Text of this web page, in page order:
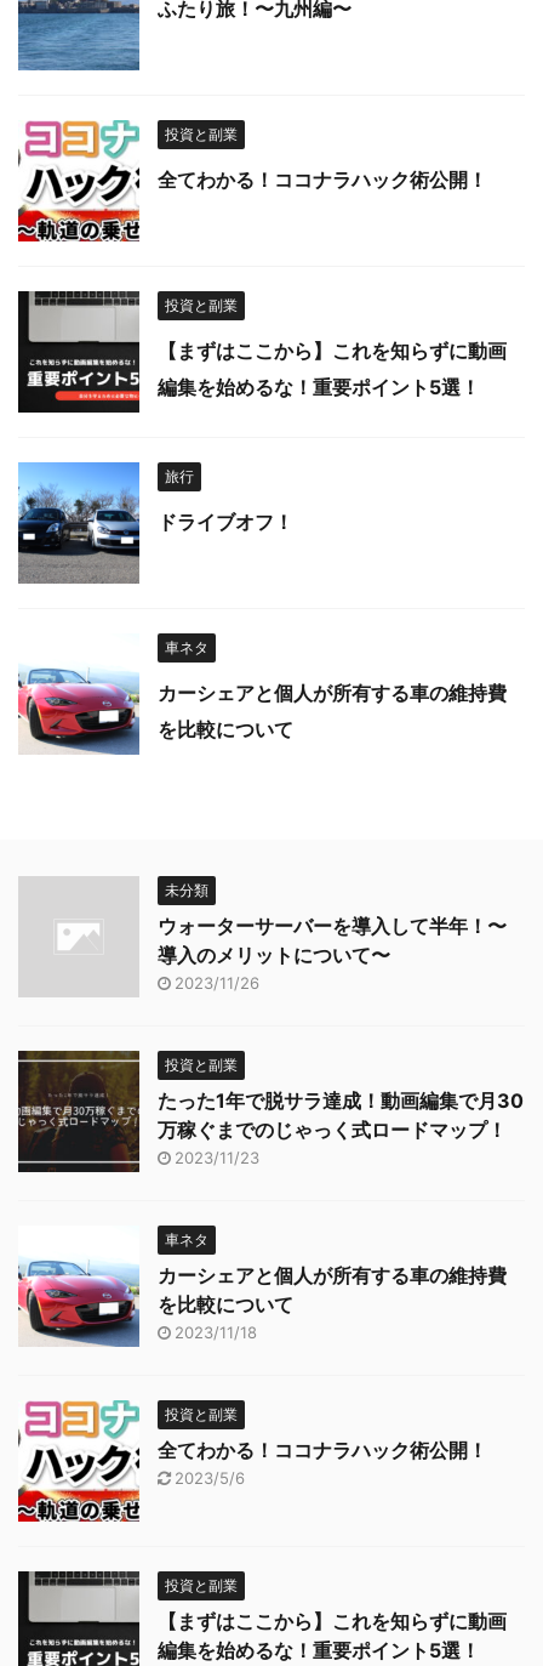
ふたり旅！〜九州編〜
投資と副業
全てわかる！ココナラハック術公開！
投資と副業
【まずはここから】これを知らずに動画
編集を始めるな！重要ポイント5選！
旅行
ドライブオフ！
車ネタ
カーシェアと個人が所有する車の維持費
を比較について
未分類
ウォーターサーバーを導入して半年！〜
導入のメリットについて〜
2023/11/26
投資と副業
たった1年で脱サラ達成！動画編集で月30
万稼ぐまでのじゃっく式ロードマップ！
2023/11/23
車ネタ
カーシェアと個人が所有する車の維持費
を比較について
2023/11/18
投資と副業
全てわかる！ココナラハック術公開！
2023/5/6
投資と副業
【まずはここから】これを知らずに動画
編集を始めるな！重要ポイント5選！